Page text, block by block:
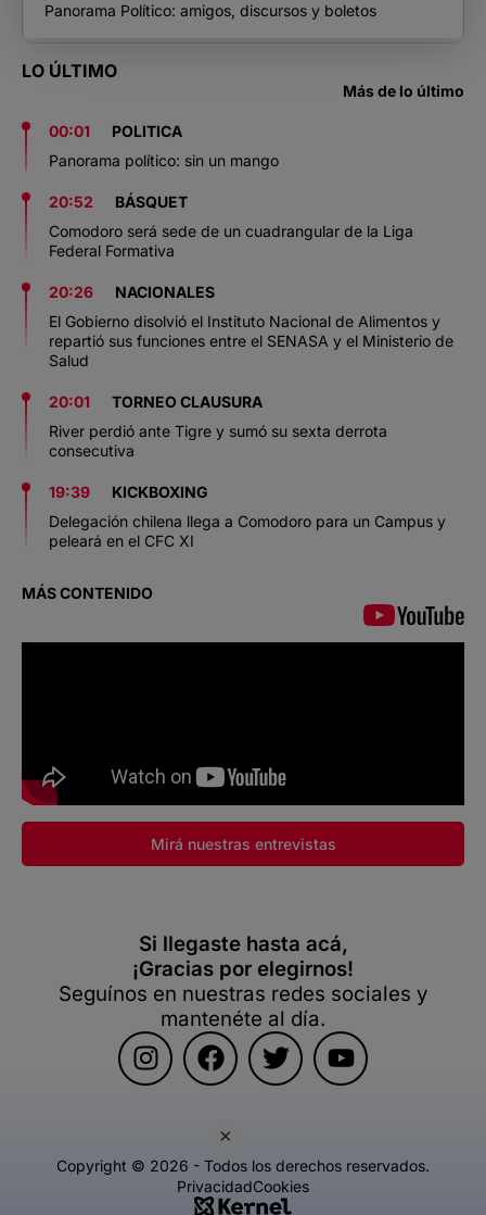
×
Panorama Político: amigos, discursos y boletos
LO ÚLTIMO
Más de lo último
00:01
POLITICA
Panorama político: sin un mango
20:52
BÁSQUET
Comodoro será sede de un cuadrangular de la Liga
Federal Formativa
20:26
NACIONALES
El Gobierno disolvió el Instituto Nacional de Alimentos y
repartió sus funciones entre el SENASA y el Ministerio de
Salud
20:01
TORNEO CLAUSURA
River perdió ante Tigre y sumó su sexta derrota
consecutiva
19:39
KICKBOXING
Delegación chilena llega a Comodoro para un Campus y
peleará en el CFC XI
MÁS CONTENIDO
Mirá nuestras entrevistas
Si llegaste hasta acá,
¡Gracias por elegirnos!
Seguínos en nuestras redes sociales y
mantenéte al día.
Copyright © 2026 - Todos los derechos reservados.
PrivacidadCookies